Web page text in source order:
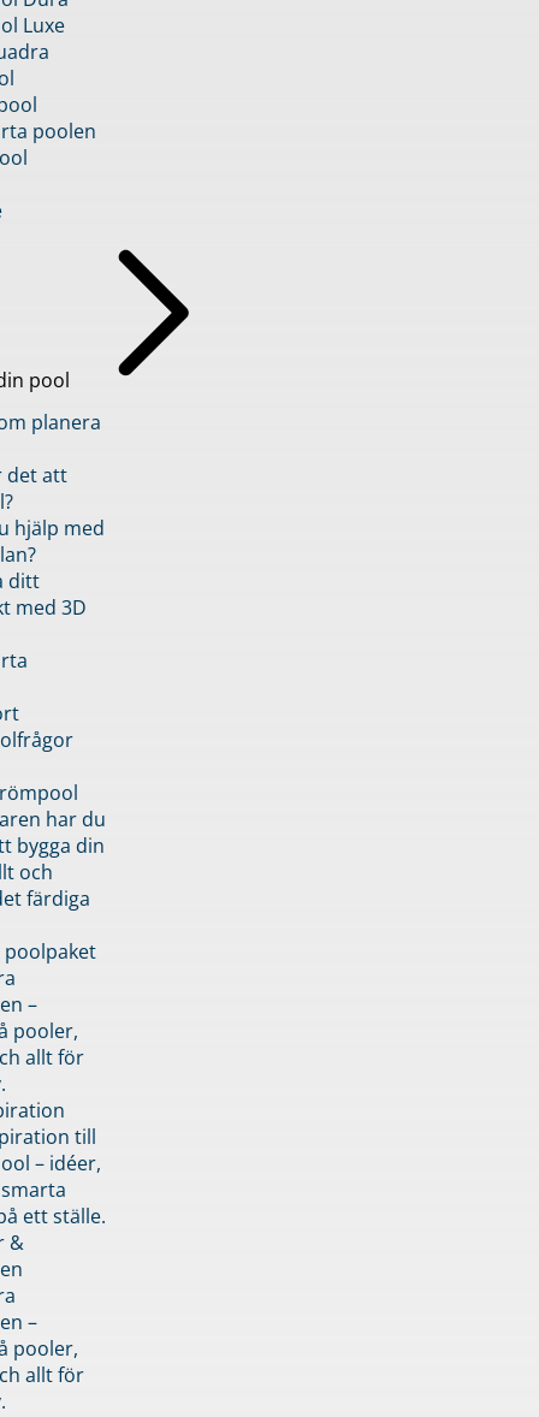
Luxe
poolen
pool
planera
det att
hjälp med
ditt
med 3D
har du
bygga din
och
färdiga
–
pooler,
allt för
till
– idéer,
ett ställe.
&
–
pooler,
allt för